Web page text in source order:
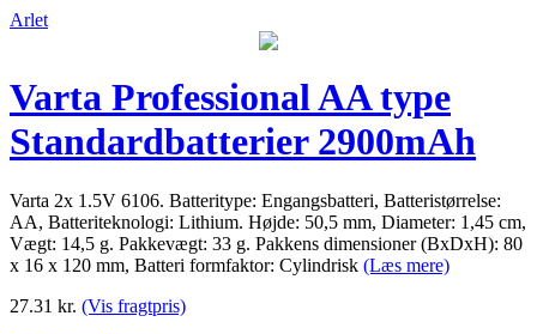
Arlet
Varta Professional AA type
Standardbatterier 2900mAh
Varta 2x 1.5V 6106. Batteritype: Engangsbatteri, Batteristørrelse:
AA, Batteriteknologi: Lithium. Højde: 50,5 mm, Diameter: 1,45 cm,
Vægt: 14,5 g. Pakkevægt: 33 g. Pakkens dimensioner (BxDxH): 80
x 16 x 120 mm, Batteri formfaktor: Cylindrisk (Læs mere)
27.31 kr. (Vis fragtpris)